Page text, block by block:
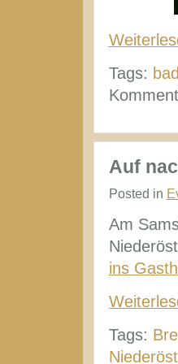
Tags:
Auf
Posted in
Am
ins
Tags: